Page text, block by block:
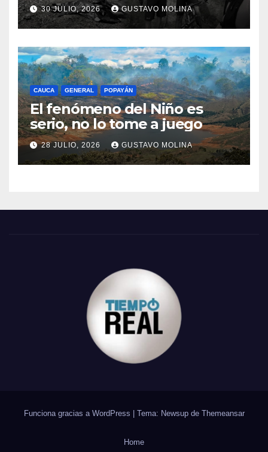
30 JULIO, 2026 GUSTAVO MOLINA
CAUCA GENERAL POPAYÁN
El fenómeno del Niño es
serio, no lo tome a juego
28 JULIO, 2026 GUSTAVO MOLINA
Funciona gracias a WordPress Tema: Newsup de Themeansar
Home